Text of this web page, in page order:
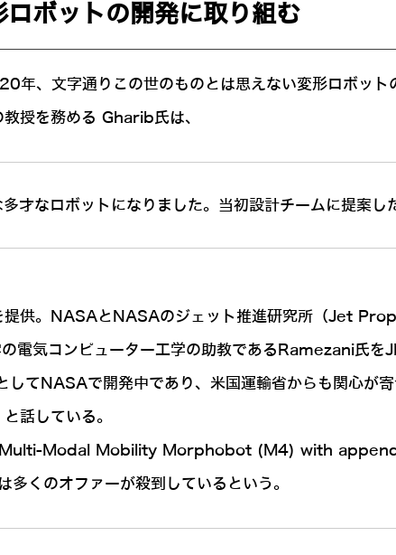
ボットの開発に取り組む
文字通りこの世のものとは思えない変形ロボット
授を務める Gharib氏は、
才なロボットになりました。当初設計チームに提案し
提供。NASAとNASAのジェット推進研究所（Jet
電気コンピューター工学の助教であるRamezani氏を
してNASAで開発中であり、米国運輸省からも関心が
話している。
Multi-Modal Mobility Morphobot (M4) with
くのオファーが殺到しているという。